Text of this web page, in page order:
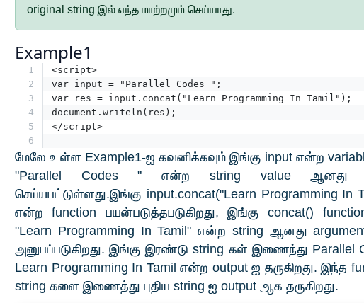
original string இல் எந்த மாற்றமும் செய்யாது.
Example1
1
<script>
2
var input = "Parallel Codes ";
3
var res = input.concat("Learn Programming In Tamil");
4
document.writeln(res);
5
</script>
6
மேலே உள்ள Example1-ஐ கவனிக்கவும் இங்கு input என்ற
"Parallel Codes " என்ற string value ஆனது
செய்யபட்டுள்ளது.இங்கு input.concat("Learn Programming In
என்ற function பயன்படுத்தபடுகிறது, இங்கு concat()
"Learn Programming In Tamil" என்ற string ஆனது
அனுபப்படுகிறது. இங்கு இரண்டு string கள் இணைந்து Parallel
Learn Programming In Tamil என்ற output ஐ தருகிறது. இந்த
string களை இணைத்து புதிய string ஐ output ஆக தருகிறது.